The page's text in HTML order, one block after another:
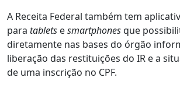
A Receita Federal também tem
para tablets esmartphonesque
diretamente nas bases do órgão
liberação das restituições do IR e a
de uma inscrição no CPF.